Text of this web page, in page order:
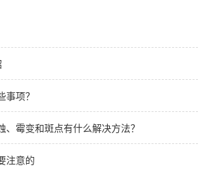
项？
霉变和斑点有什么解决方法？
注意的